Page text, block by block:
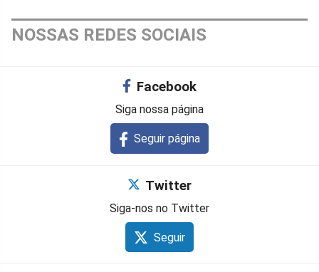
NOSSAS REDES SOCIAIS
Facebook
Siga nossa página
Seguir página
Twitter
Siga-nos no Twitter
Seguir